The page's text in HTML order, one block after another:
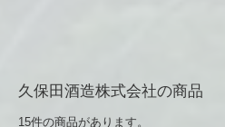
久保田酒造株式会社の商品
15件の商品があります。